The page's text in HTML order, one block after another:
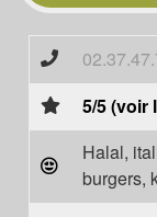
5/5 (voir
Halal,
burgers,